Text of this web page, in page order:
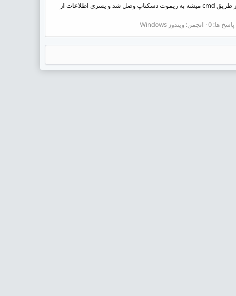
سلام از عنوان مشخصه کار اسکریپت چی هست یه توضیح کوچیک میدم و فایل رو برای دانلود باهاتون به اشتراک میذارم . میدونید که از طریق cmd میشه به ریموت دسکتاپ وصل شد و یسری اطلاعات از
پاسخ ها: 0 انجمن: ویندوز Windows